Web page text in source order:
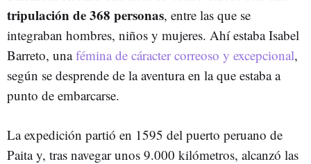
tripulación de 368 personas, entre las que se
integraban hombres, niños y mujeres. Ahí estaba Isabel
Barreto, unafémina de cáracter correoso y excepcional,
según se desprende de la aventura en la que estaba a
punto de embarcarse.
La expedición partió en 1595 del puerto peruano de
Paita y, tras navegar unos 9.000 kilómetros, alcanzó las